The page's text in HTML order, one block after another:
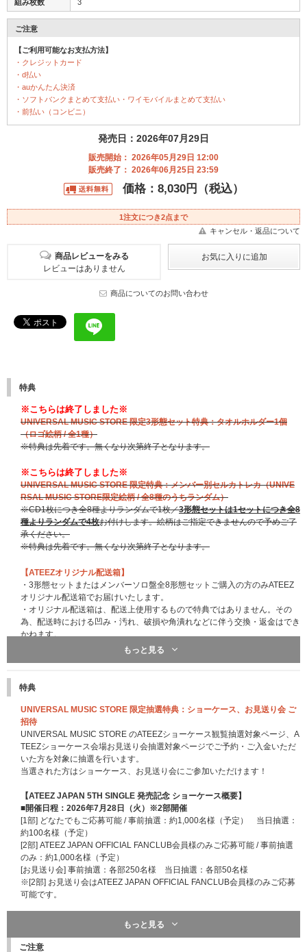
組み枚数 3
ご注意
【ご利用可能なお支払方法】
・クレジットカード
・d払い
・auかんたん決済
・ソフトバンクまとめて支払い・ワイモバイルまとめて支払い
・前払い（コンビニ）
発売日：2026年07月29日
販売開始： 2026年05月29日 12:00
販売終了： 2026年06月25日 23:59
価格：8,030円（税込）
1注文につき2点まで
キャンセル・返品について
商品レビューをみる
レビューはありません
商品についてのお問い合わせ
特典
※こちらは終了しました※
UNIVERSAL MUSIC STORE 限定3形態セット特典：タオルホルダー1個
（ロゴ絵柄 / 全1種）
※特典は先着です。無くなり次第終了となります。
※こちらは終了しました※
UNIVERSAL MUSIC STORE 限定特典：メンバー別セルカトレカ（UNIVE
RSAL MUSIC STORE限定絵柄 / 全8種のうちランダム）
※CD1枚につき全8種よりランダムで1枚／3形態セットは1セットにつき全8
種よりランダムで4枚お付けします。絵柄はご指定できませんので予めご了
承ください。
※特典は先着です。無くなり次第終了となります。
【ATEEZオリジナル配送箱】
・3形態セットまたはメンバーソロ盤全8形態セットご購入の方のみATEEZ
オリジナル配送箱でお届けいたします。
・オリジナル配送箱は、配送上使用するもので特典ではありません。その
為、配送時における凹み・汚れ、破損や角潰れなどに伴う交換・返金はでき
かねます。
・1注文につき、3形態セットは2セットまで、メンバーソロ盤全8形態セッ
・1注文につき、セット商品の注文数にかかわらずATEEZオリジナル配送箱
・オリジナル配送箱は数に限りがあります。なくなり次第終了いたします。
・オリジナル配送箱のデザインは後日公開予定です。
もっと見る
特典
UNIVERSAL MUSIC STORE 限定抽選特典：ショーケース、お見送り会 ご
招待
UNIVERSAL MUSIC STORE のATEEZショーケース観覧抽選対象ページ、A
TEEZショーケース会場お見送り会抽選対象ページでご予約・ご入金いただ
いた方を対象に抽選を行います。
当選された方はショーケース、お見送り会にご参加いただけます！
【ATEEZ JAPAN 5TH SINGLE 発売記念 ショーケース概要】
■開催日程：2026年7月28日（火）※2部開催
[1部] どなたでもご応募可能 / 事前抽選：約1,000名様（予定） 当日抽選：
約100名様（予定）
[2部] ATEEZ JAPAN OFFICIAL FANCLUB会員様のみご応募可能 / 事前抽選
のみ：約1,000名様（予定）
[お見送り会] 事前抽選：各部250名様 当日抽選：各部50名様
※[2部] お見送り会はATEEZ JAPAN OFFICIAL FANCLUB会員様のみご応募
可能です。
※当日抽選枠については、後日詳細発表いたします。
※会場レイアウトによりショーケース観覧については当選人数が増える場合
がございますので、あらかじめご了承ください。
もっと見る
ご注意